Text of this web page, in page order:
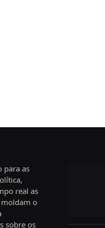
para as
real as
moldam o
sobre os